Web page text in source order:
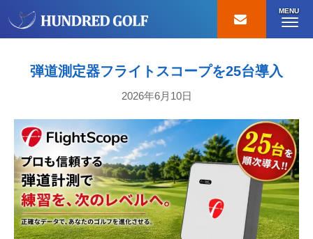
MENU
弾道測定器フライトスコープを25台導入
2026年6月10日